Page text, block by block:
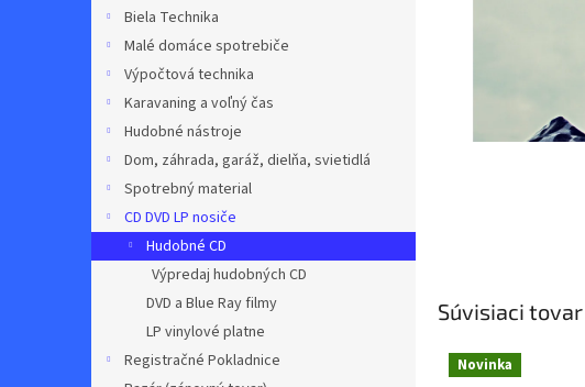
Biela Technika
Malé domáce spotrebiče
Výpočtová technika
Karavaning a voľný čas
Hudobné nástroje
Dom, záhrada, garáž, dielňa, svietidlá
Spotrebný material
CD DVD LP nosiče
Hudobné CD
Výpredaj hudobných CD
DVD a Blue Ray filmy
LP vinylové platne
Registračné Pokladnice
Súvisiaci tovar
Novinka